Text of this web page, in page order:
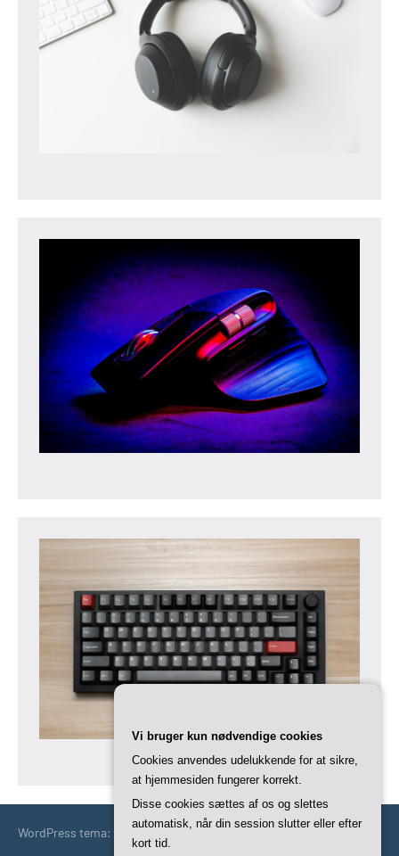
WordPress tema: Occasio by ThemeZee.
Vi bruger kun nødvendige cookies
Cookies anvendes udelukkende for at sikre,
at hjemmesiden fungerer korrekt.
Disse cookies sættes af os og slettes
automatisk, når din session slutter eller efter
kort tid.